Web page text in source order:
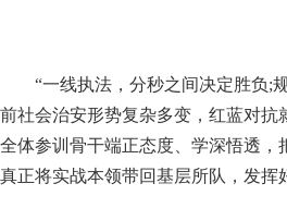
“一线执法，分秒之间决定胜负;
前社会治安形势复杂多变，红蓝对抗
全体参训骨干端正态度、学深悟透
真正将实战本领带回基层所队，发挥